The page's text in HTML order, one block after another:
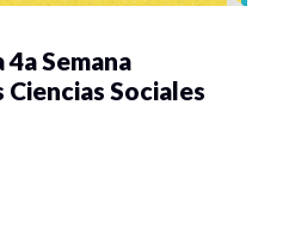
Semana
Sociales